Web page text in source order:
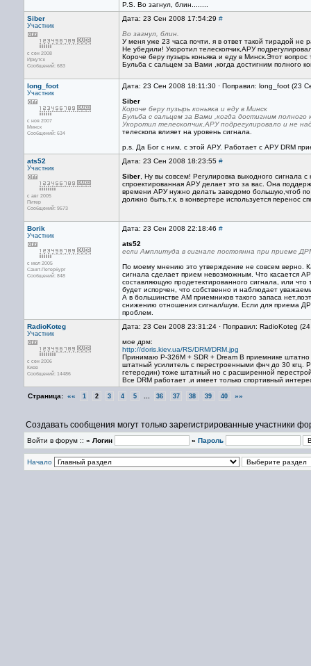
P.S. Во загнул, блин........
Siber
Участник
с сен 2008
Иркутск
Сообщений: 683
Дата: 23 Сен 2008 17:54:29 #
Во загнул, блин.
У меня уже 23 часа почти. я в ответ такой тирадой не
Не убедили! Укоротил телескопчик,АРУ
Короче беру пузырь коньяка и еду в Минск.Этот
Бульба с сальцем за Вами ,когда достигним полного
long_foot
Участник
с ноя 2007
Минск
Сообщений: 634
Дата: 23 Сен 2008 18:11:30 · Поправил: long_foot (23
Siber
Короче беру пузырь коньяка и еду в Минск
Бульба с сальцем за Вами ,когда достигним
Укоротил телескопчик,АРУ подрегулировало и не
телескопа влияет на уровень сигнала.
p.s. Да Бог с ним, с этой АРУ. Работает с АРУ DRM
ats52
Участник
с авг 2005
Питер
Сообщений: 9573
Дата: 23 Сен 2008 18:23:55 #
Siber , Ну вы совсем! Регулировка выходного
спроектированная АРУ делает это за вас. Она
времени АРУ нужно делать заведомо большую,чтоб
должно быть,т.к. в конвертере используется перенос
Borik
Участник
с июл 2005
Санкт-Петербург
Сообщений: 848
Дата: 23 Сен 2008 22:18:46 #
ats52
если Амплитуда в сигнале постоянна при приеме
По моему мнению это утверждение не совсем верно.
сигнала сделает прием невозможным. Что касается
составляющую продетектированного сигнала, или
будет испорчен, что собственно и наблюдает
А в большинстве АМ приемников такого запаса
снижению отношения сигнал/шум. Если для приема
проблем.
RadioKoteg
Участник
с сен 2006
Киев
Сообщений: 14486
Дата: 23 Сен 2008 23:31:24 · Поправил: RadioKoteg
мое дрм:
http://doris.kiev.ua/RS/DRM/DRM.jpg
Принимаю Р-326М + SDR + Dream В приемнике штатно
штатный усилитель с перестроенными фнч до 30 кгц.
гетеродин) тоже штатный но с расширенной
Все DRM работает ,и имеет только спортивный
Страница: «« 1 2 3 4 5 36 37 38 39 40 »»
Создавать сообщения могут только зарегистрированные участники
Войти в форум :: » Логин » Пароль
Начало